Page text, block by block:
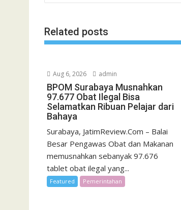
Related posts
Aug 6, 2026 admin
BPOM Surabaya Musnahkan
97.677 Obat Ilegal Bisa
Selamatkan Ribuan Pelajar dari
Bahaya
Surabaya, JatimReview.Com – Balai
Besar Pengawas Obat dan Makanan
memusnahkan sebanyak 97.676
tablet obat ilegal yang...
Featured Pemerintahan